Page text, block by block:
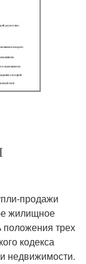
продажи
жилищное
трех
кодекса
недвижимости.